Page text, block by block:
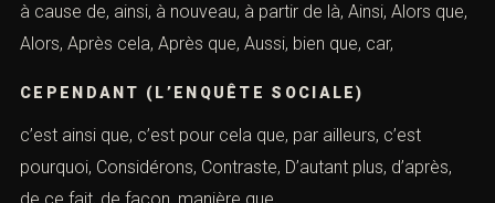
à cause de, ainsi, à nouveau, à partir de là, Ainsi, Alors que,
Alors, Après cela, Après que, Aussi, bien que, car,
CEPENDANT (L’ENQUÊTE SOCIALE)
c’est ainsi que, c’est pour cela que, par ailleurs, c’est
pourquoi, Considérons, Contraste, D’autant plus, d’après,